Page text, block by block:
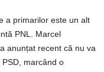
a primarilor este un alt
PNL. Marcel
anunțat recent că nu va
marcând o